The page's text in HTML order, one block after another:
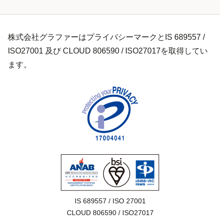
株式会社グラファーはプライバシーマークとIS 689557 /
ISO27001 及び CLOUD 806590 / ISO27017を取得してい
ます。
IS 689557 / ISO 27001
CLOUD 806590 / ISO27017